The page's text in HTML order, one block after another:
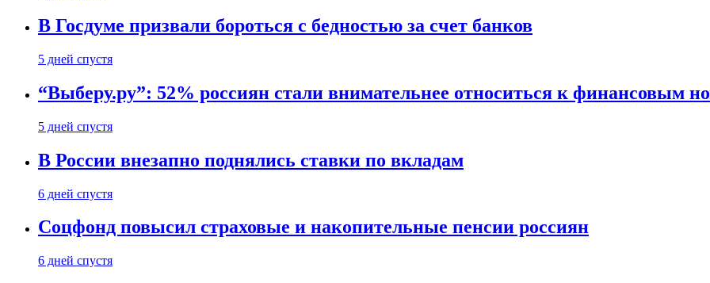
В Госдуме призвали бороться с бедностью за счет банков
5 дней спустя
“Выберу.ру”: 52% россиян стали внимательнее относиться к финансовым
5 дней спустя
В России внезапно поднялись ставки по вкладам
6 дней спустя
Соцфонд повысил страховые и накопительные пенсии россиян
6 дней спустя